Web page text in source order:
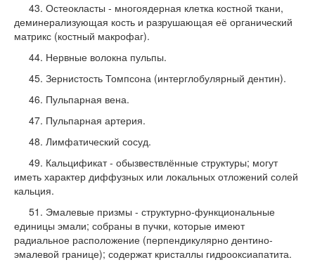
43. Остеокласты - многоядерная клетка ко­стной ткани,
деминерализующая кость и разрушающая её органический
мат­рикс (костный макрофаг).
44. Нервные волокна пульпы.
45. Зернистость Томпсона (интерглобуляр­ный дентин).
46. Пульпарная вена.
47. Пульпарная артерия.
48. Лимфатический сосуд.
49. Кальцификат - обызвествлённые структуры; могут
иметь характер диффузных или локальных отложений солей
каль­ция.
51. Эмалевые призмы - структурно-функ­циональные
единицы эмали; собраны в пучки, которые имеют
радиальное рас­положение (перпендикулярно дентино-
эмалевой границе); содержат кристал­лы гидрооксиапатита.